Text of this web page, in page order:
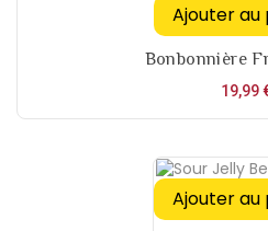
Ajouter au
Bonbonnière
19,99
Ajouter au